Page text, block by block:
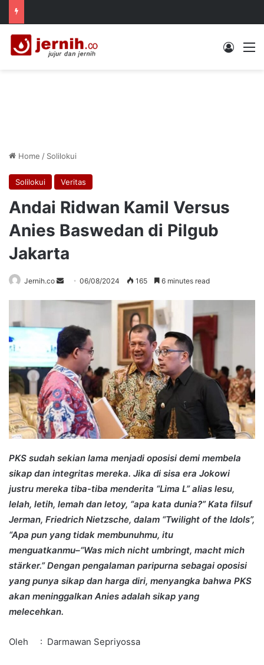
Log In
Home / Solilokui
Solilokui Veritas
Andai Ridwan Kamil Versus
Anies Baswedan di Pilgub
Jakarta
Jernih.co
Send06/08/2024 165 6 minutes read
PKS sudah sekian lama menjadi oposisi demi membela
sikap dan integritas mereka. Jika di sisa era Jokowi
justru mereka tiba-tiba menderita “Lima L” alias lesu,
lelah, letih, lemah dan letoy, “apa kata dunia?” Kata filsuf
Jerman, Friedrich Nietzsche, dalam “Twilight of the Idols”,
“Apa pun yang tidak membunuhmu, itu
menguatkanmu–“Was mich nicht umbringt, macht mich
stärker.” Dengan pengalaman paripurna sebagai oposisi
yang punya sikap dan harga diri, menyangka bahwa PKS
akan meninggalkan Anies adalah sikap yang
melecehkan.
Oleh : Darmawan Sepriyossa